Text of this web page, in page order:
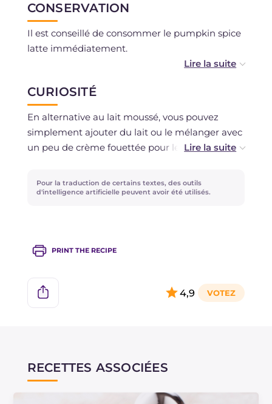
CONSERVATION
Il est conseillé de consommer le pumpkin spice
latte immédiatement.
réfrigérateur pendant 2 jours, couvert de film
plastique ou dans un récipient hermétique.
CURIOSITÉ
En alternative au lait moussé, vous pouvez
simplement ajouter du lait ou le mélanger avec
un peu de crème fouettée pour le rendre moins
Vous pouvez remplacer le lait de vache et la
Au lieu de la courge butternut, vous pouvez
disponible.
Pour la traduction de certains textes, des outils
d'intelligence artificielle peuvent avoir été utilisés.
PRINT THE RECIPE
4,9
RECETTES ASSOCIÉES